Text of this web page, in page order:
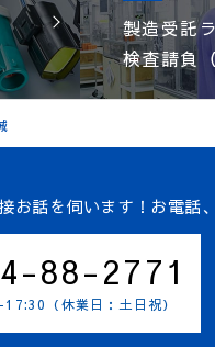
製造受託
検査請負
お話を伺います！ お電話
88-2771
（休業日：土日祝）